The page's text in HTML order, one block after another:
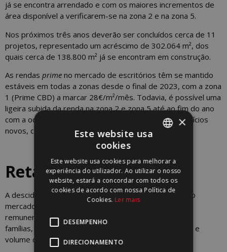
já se encontra arrendado e com os maiores incrementos de
área disponível a verificarem-se na zona 2 e na zona 5.
Nos próximos três anos deverão ser concluídos cerca de 11
projetos, representado um acréscimo de 302.064 m², dos
quais cerca de 138.800 m² já se encontram em construção.
As rendas prime no mercado de escritórios têm se mantido
estáveis em todas a zonas desde o final de 2023, com a zona
1 (Prime CBD) a marcar 28€/m²/mês. Todavia, é possível uma
ligeira subida da renda na zona 2 e zona 5 até ao fim do ano
com a ocupação de espaços ainda disponíveis em edifícios
novos, com conclusão prevista para este ano.
Retalho
A descida da taxa de inflação associada à resiliência do
mercado de trabalho e a um ligeiro aumento das
remunerações refletiram-se no poder de compra das
famílias, beneficiando desta forma o consumo privado e
volume de vendas no comércio.
ENGLISH
×
Este website usa
cookies
Este website usa cookies para melhorar a
experiência do utilizador. Ao utilizar o nosso
website, estará a concordar com todos os
cookies de acordo com nossa Política de
Cookies. Ler mais
DESEMPENHO
DIRECIONAMENTO